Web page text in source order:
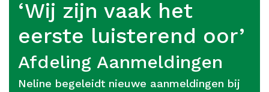
‘Wij zijn vaak het
eerste luisterend oor’
Afdeling Aanmeldingen
Neline begeleidt nieuwe aanmeldingen bij